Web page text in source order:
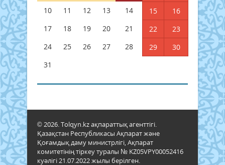
10
11 12 13 14 15
16
17
18 19 20 21 22
23
24
25 26 27 28 29
30
31
© 2026. Tolqyn.kz ақпараттық агенттігі.
Қазақстан Республикасы Ақпарат және
Қоғамдық даму министрлігі, Ақпарат
комитетінің тіркеу туралы № KZ05VPY00052416
куәлігі 21.07.2022 жылы берілген.